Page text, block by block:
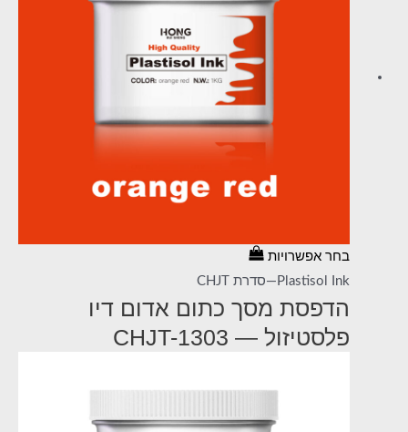
בחר אפשרויות
Plastisol Ink—סדרת CHJT
הדפסת מסך כתום אדום דיו
פלסטיזול — CHJT-1303